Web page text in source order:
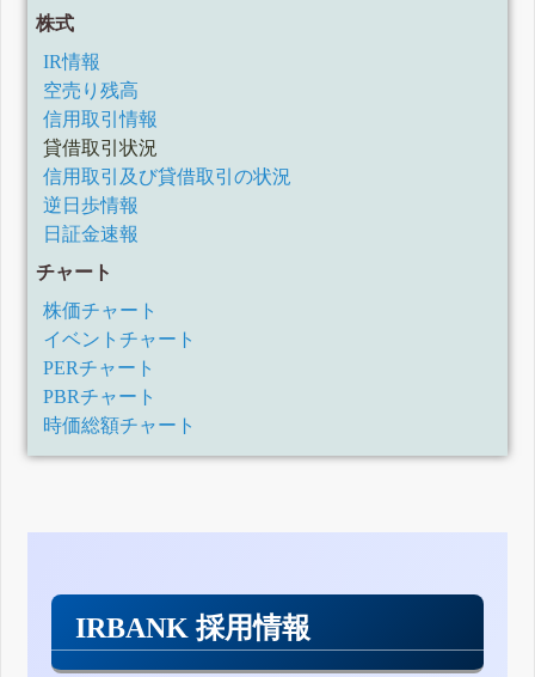
株式
IR情報
空売り残高
信用取引情報
貸借取引状況
信用取引及び貸借取引の状況
逆日歩情報
日証金速報
チャート
株価チャート
イベントチャート
PERチャート
PBRチャート
時価総額チャート
IRBANK 採用情報